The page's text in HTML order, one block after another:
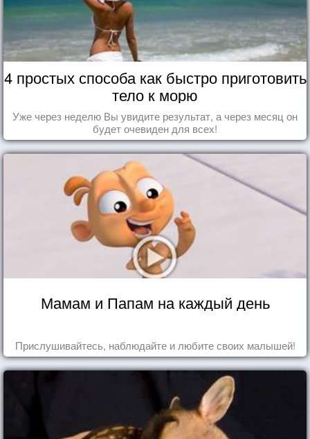
4 простых способа как быстро приготовить
тело к морю
Уже через неделю Вы увидите результат, а через месяц он
будет очевиден для всех!
Мамам и Папам на каждый день
Прислушивайтесь, наблюдайте и любите своих малышей!